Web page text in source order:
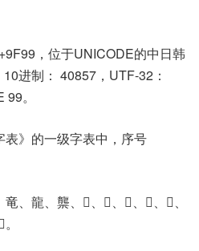
，位于UNICODE的中日韩
进制： 40857，UTF-32：
。
表》的一级字表中，序号
、龍、龒、𠉒、𠊋、𢀀、𢅛、𥪐、